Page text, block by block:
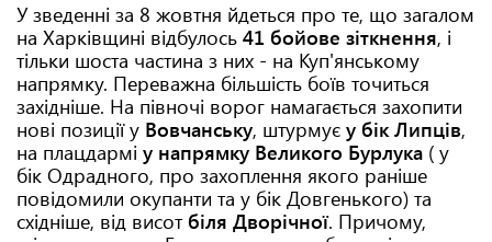
У зведенні за 8 жовтня йдеться про те, що загалом
на Харківщині відбулось 41 бойове зіткнення, і
тільки шоста частина з них - на Куп'янському
напрямку. Переважна більшість боїв точиться
західніше. На півночі ворог намагається захопити
нові позиції у Вовчанську, штурмує у бік Липців,
на плацдармі у напрямку Великого Бурлука ( у
бік Одрадного, про захоплення якого раніше
повідомили окупанти та у бік Довгенького) та
східніше, від висотбіля Дворічної. Причому,